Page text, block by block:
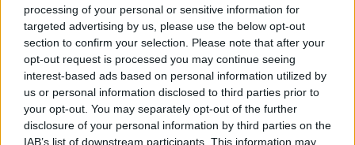
processing of your personal or sensitive information for
targeted advertising by us, please use the below opt-out
section to confirm your selection. Please note that after your
opt-out request is processed you may continue seeing
interest-based ads based on personal information utilized by
us or personal information disclosed to third parties prior to
your opt-out. You may separately opt-out of the further
disclosure of your personal information by third parties on the
IAB’s list of downstream participants. This information may
rungtynėse lenkams neturėtų kilti jokių
sunkumų, taip neatsitiko. Į Gdynę atvykę
Austrijos krepšininkai rodė tvirtus nagus ir
trečiojo kėlinio viduryje aiški favoritė Lenkijos
rinktinė pirmavo vos 4 taškais 60:56.